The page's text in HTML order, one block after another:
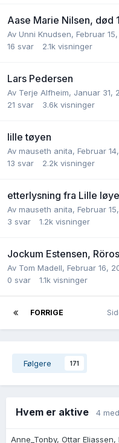
Aase Marie Nilsen, død
Av Unni Knudsen, Februar 15,
16 svar 2.1k visninger
Lars Pedersen
Av Terje Alfheim, Januar 31,
21 svar 3.6k visninger
lille tøyen
Av mauseth anita, Februar
13 svar 2.2k visninger
etterlysning fra Lille
Av mauseth anita, Februar
3 svar 1.2k visninger
Jockum Estensen, Röros
Av Tom Madell, Februar 16,
0 svar 1.1k visninger
FORRIGE
Følgere 171
Hvem er aktive 4
Anne_Tonby Ottar Eliassen